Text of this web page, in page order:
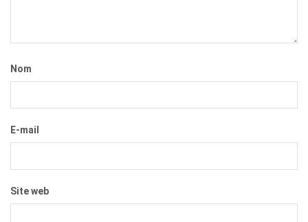
Nom
E-mail
Site web